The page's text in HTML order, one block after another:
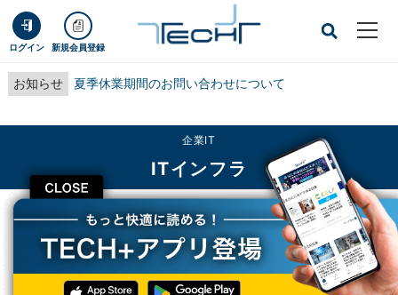
ログイン 新規会員登録
お知らせ 夏季休業期間のお問い合わせについて
CLOSE
企業IT
ITインフラ
TECH+ 企業IT
ITインフラ
シュナイダー、拡張性を備えたLiB搭載モジュラー型の単相UPS発表-軽量・小型